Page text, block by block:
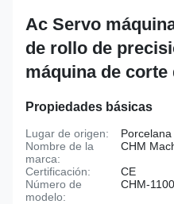
Ac Servo
de rollo de
máquina de corte
Propiedades básicas
Lugar de origen:
Porcelana
Nombre de la
marca:
CHM
Certificación:
CE
Número de
modelo:
CHM-